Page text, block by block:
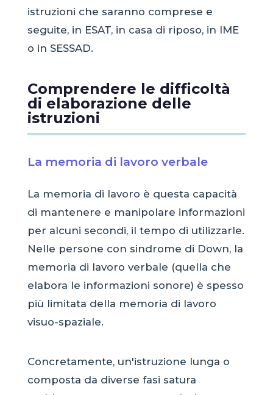
istruzioni che saranno comprese e
seguite, in ESAT, in casa di riposo, in IME
o in SESSAD.
Comprendere le difficoltà
di elaborazione delle
istruzioni
La memoria di lavoro verbale
La memoria di lavoro è questa capacità
di mantenere e manipolare informazioni
per alcuni secondi, il tempo di utilizzarle.
Nelle persone con sindrome di Down, la
memoria di lavoro verbale (quella che
elabora le informazioni sonore) è spesso
più limitata della memoria di lavoro
visuo-spaziale.
Concretamente, un'istruzione lunga o
composta da diverse fasi satura